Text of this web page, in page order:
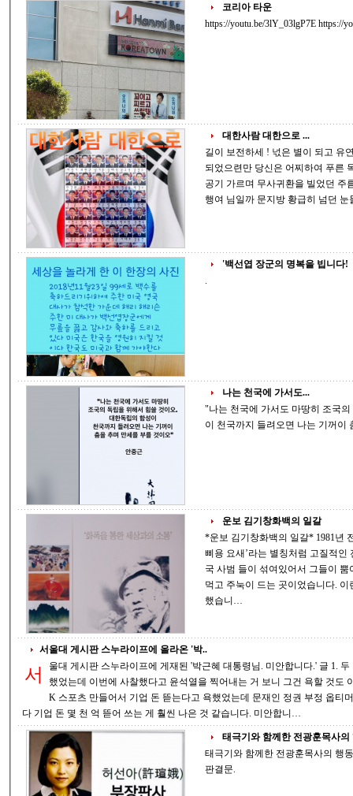
코리아 타운
https://youtu.be/
대한사람 대한으로 ...
길이 보전하세 ! 넋은 별이 되고 유연숙 모른 척 돌아서 가면 가시밭길 걷지 않아도
되었으련만 당신은 어찌하여 푸른 목숨 잘라내는 그 길을 택하셨습니까 시린 새벽
공기 가르며 무사귀환을 빌었던 주름 깊은 어머니의 아들이었는데 바람 소리에도
행여
'백선엽 장군의 명복을 빕니다!
.
나는 천국에 가서도...
"나는 천국에 가서도 마땅히 조국의 독립을
운보 김기창화백의 일갈
*운보 김기창화백의 일갈* 1981년 전두환 대통령 시절에 설립된 청송교도소는 ‘빠
삐용 요새’라는 별칭처럼 고질적
국 사범 들이 섞여있어서 그들이 뿜어내는 드센 기운에 보통 사람들은 잔뜩 겁을
먹고 주눅이 드는 곳이었습니다. 이런 사람들 앞에서 운보(김기창화백) 는 강연을
했습니…
서울대 게시판 스누라이프에 올라온 '박..
서
울대 게시판 스누라이프에 게재된 '박근혜 대통령님. 미안합니다.' 글 1. 두 집 살림한다고 검찰총장 채동욱을 잘랐을 때 욕
했었는데 이번에 사찰했다고 윤석열을 찍어내는 거 보니 그건 욕할 것도 아니
K 스포츠 만들어서 기업 돈 뜯는다고 욕했었는데 문재인 정권 부정 옵티
다 기업 돈 몇 천 억 뜯어 쓰는 게 훨씬 나은 것 같습니다. 미안합니…
태극기와 함께한 전광훈목사의
태극기와 함께한 전광훈목사의 행동은 존중받아
판결문.